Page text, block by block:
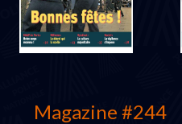
Magazine #244